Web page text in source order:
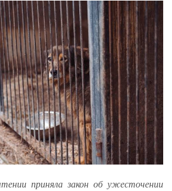
приняла закон об ужесточении